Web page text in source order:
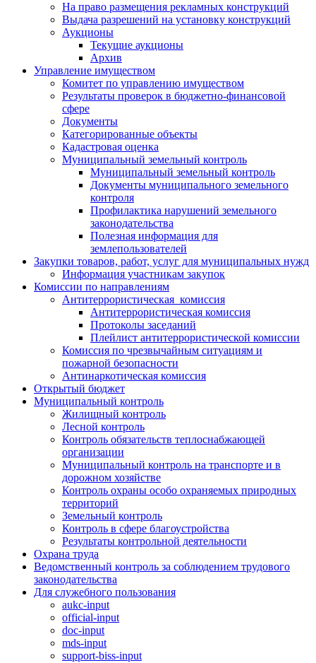
На право размещения рекламных конструкций
Выдача разрешений на установку конструкций
Аукционы
Текущие аукционы
Архив
Управление имуществом
Комитет по управлению имуществом
Результаты проверок в бюджетно-финансовой
сфере
Документы
Категорированные объекты
Кадастровая оценка
Муниципальный земельный контроль
Муниципальный земельный контроль
Документы муниципального земельного
контроля
Профилактика нарушений земельного
законодательства
Полезная информация для
землепользователей
Закупки товаров, работ, услуг для муниципальных нужд
Информация участникам закупок
Комиссии по направлениям
Антитеррористическая комиссия
Антитеррористическая комиссия
Протоколы заседаний
Плейлист антитеррористической комиссии
Комиссия по чрезвычайным ситуациям и
пожарной безопасности
Антинаркотическая комиссия
Открытый бюджет
Муниципальный контроль
Жилищный контроль
Лесной контроль
Контроль обязательств теплоснабжающей
организации
Муниципальный контроль на транспорте и в
дорожном хозяйстве
Контроль охраны особо охраняемых природных
территорий
Земельный контроль
Контроль в сфере благоустройства
Результаты контрольной деятельности
Охрана труда
Ведомственный контроль за соблюдением трудового
законодательства
Для служебного пользования
aukc-input
official-input
doc-input
mds-input
support-biss-input